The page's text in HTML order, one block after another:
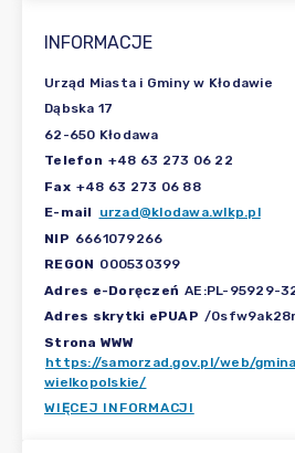
INFORMACJE
Urząd Miasta i Gminy w Kłodawie
Dąbska 17
62-650 Kłodawa
Telefon +48 63 273 06 22
Fax +48 63 273 06 88
E-mail
urzad@klodawa.wlkp.pl
NIP 6661079266
REGON 000530399
Adres e-Doręczeń AE:PL-95929-
Adres skrytki ePUAP /
Strona WWW
https://samorzad.gov.pl/web/
wielkopolskie/
WIĘCEJ INFORMACJI